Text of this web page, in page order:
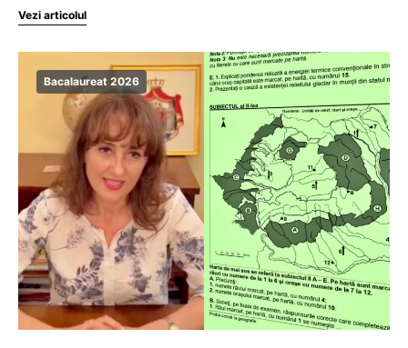
Vezi articolul
Bacalaureat 2026